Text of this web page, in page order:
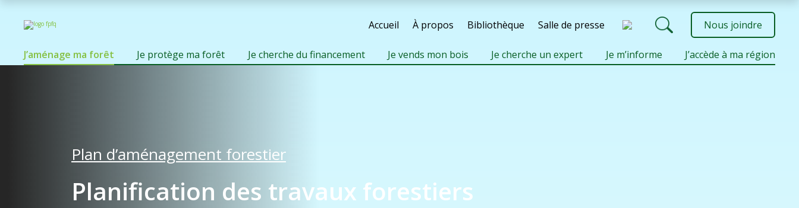
Accueil À propos Bibliothèque Salle de presse Nous joindre
J’aménage ma forêt Je protège ma forêt Je cherche du financement Je vends mon bois Je cherche un expert Je m’informe J’accède à ma région
Plan d’aménagement forestier
Planification des travaux forestiers